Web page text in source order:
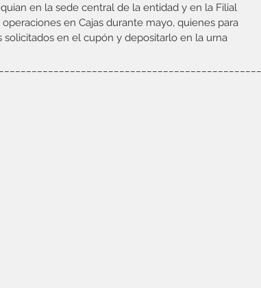
en la sede central de la entidad y en la Filial
en Cajas durante mayo, quienes para
en el cupón y depositarlo en la urna